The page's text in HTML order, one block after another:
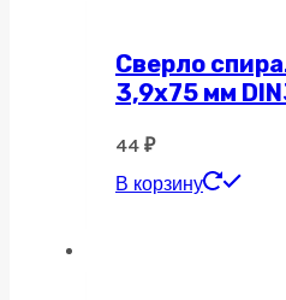
Сверло
3,9х75 мм
44 ₽
В корзину